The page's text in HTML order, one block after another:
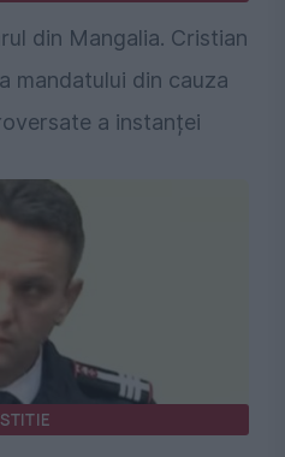
din Mangalia. Cristian
mandatului din cauza
a instanței